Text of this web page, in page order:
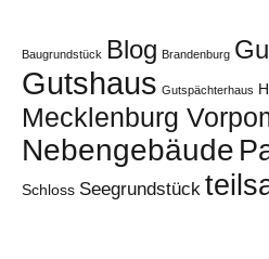
Baugrundstück Blog Brandenburg
Gutshaus Gutspächterhaus
Mecklenburg
Nebengebäude
Schloss Seegrundstück